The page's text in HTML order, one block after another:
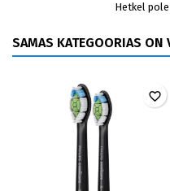
Hetkel
SAMAS KATEGOORIAS ON
favorite_border